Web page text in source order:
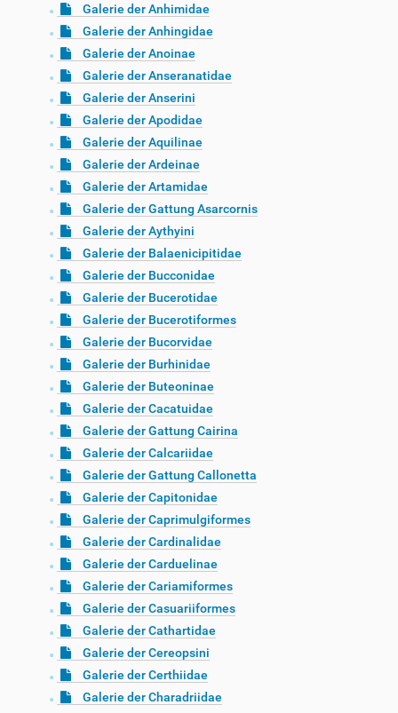
Galerie der Anhimidae
Galerie der Anhingidae
Galerie der Anoinae
Galerie der Anseranatidae
Galerie der Anserini
Galerie der Apodidae
Galerie der Aquilinae
Galerie der Ardeinae
Galerie der Artamidae
Galerie der Gattung Asarcornis
Galerie der Aythyini
Galerie der Balaenicipitidae
Galerie der Bucconidae
Galerie der Bucerotidae
Galerie der Bucerotiformes
Galerie der Bucorvidae
Galerie der Burhinidae
Galerie der Buteoninae
Galerie der Cacatuidae
Galerie der Gattung Cairina
Galerie der Calcariidae
Galerie der Gattung Callonetta
Galerie der Capitonidae
Galerie der Caprimulgiformes
Galerie der Cardinalidae
Galerie der Carduelinae
Galerie der Cariamiformes
Galerie der Casuariiformes
Galerie der Cathartidae
Galerie der Cereopsini
Galerie der Certhiidae
Galerie der Charadriidae